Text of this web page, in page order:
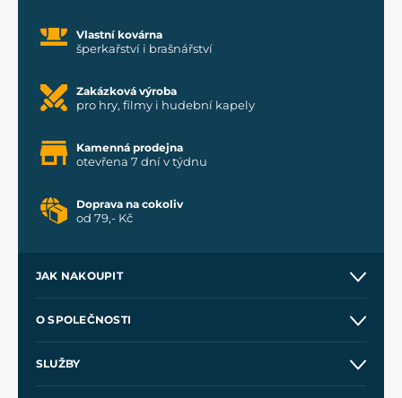
Vlastní kovárna
šperkařství i brašnářství
Zakázková výroba
pro hry, filmy i hudební kapely
Kamenná prodejna
otevřena 7 dní v týdnu
Doprava na cokoliv
od 79,- Kč
JAK NAKOUPIT
Velkoobchod
O SPOLEČNOSTI
SLUŽBY